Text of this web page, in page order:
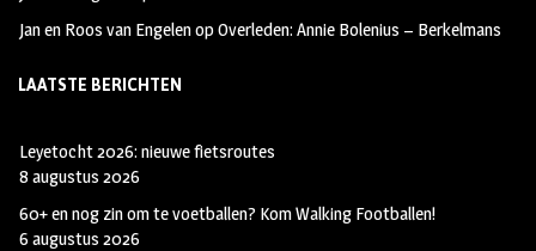
Jan en Roos van EngelenopOverleden: Annie Bolenius – Berkelmans
LAATSTE BERICHTEN
Leyetocht 2026: nieuwe fietsroutes
8 augustus 2026
60+ en nog zin om te voetballen? Kom Walking Footballen!
6 augustus 2026